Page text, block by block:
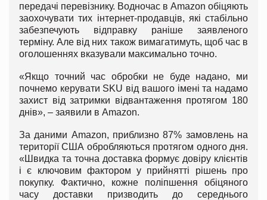
передачі перевізнику. Водночас в Amazon обіцяють
заохочувати тих інтернет-продавців, які стабільно
забезпечують відправку раніше заявленого
терміну. Але від них також вимагатимуть, щоб час в
оголошеннях вказували максимально точно.
«Якщо точний час обробки не буде надано, ми
почнемо керувати SKU від вашого імені та надамо
захист від затримки відвантаження протягом 180
днів», – заявили в Amazon.
За даними Amazon, приблизно 87% замовлень на
території США обробляються протягом одного дня.
«Швидка та точна доставка формує довіру клієнтів
і є ключовим фактором у прийнятті рішень про
покупку. Фактично, кожне поліпшення обіцяного
часу доставки призводить до середнього